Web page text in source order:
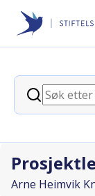
Stiftelsen Dam
Søk
back
Nasjonal
Arne Heimvik